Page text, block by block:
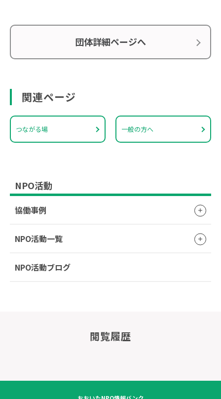
団体詳細ページへ
関連ページ
つながる場 一般の方へ
NPO活動
協働事例
NPO活動一覧
NPO活動ブログ
閲覧履歴